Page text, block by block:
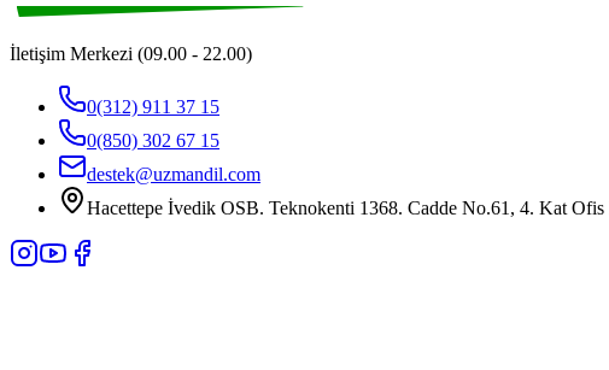
İletişim Merkezi (09.00 - 22.00)
0(312) 911 37 15
0(850) 302 67 15
destek@uzmandil.com
Hacettepe İvedik OSB. Teknokenti 1368. Cadde No.61, 4. Kat